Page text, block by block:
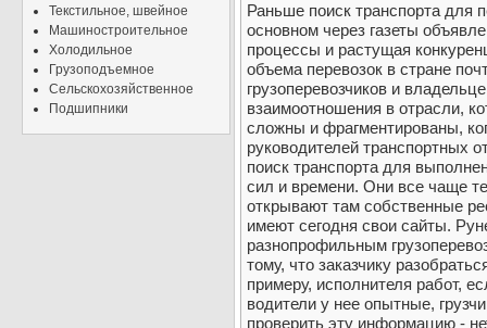
Текстильное, швейное
Машиностроительное
Холодильное
Грузоподъемное
Сельскохозяйственное
Подшипники
Раньше поиск транспорта для
основном через газеты
процессы и растущая
объема перевозок в стране
грузоперевозчиков и
взаимоотношения в отрасли,
сложны и фрагментированы,
руководителей транспортных
поиск транспорта для
сил и времени. Они все чаще
открывают там собственные
имеют сегодня свои сайты.
разнопрофильным
тому, что заказчику
примеру, исполнителя работ,
водители у нее опытные,
проверить эту информацию -